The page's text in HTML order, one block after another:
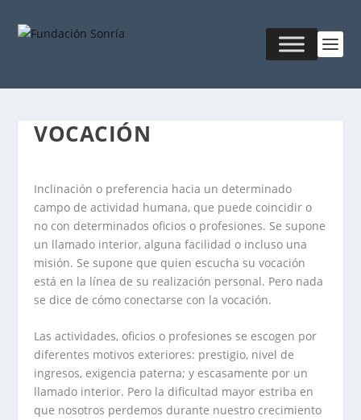
VOCACIÓN
Inclinación o preferencia hacia un determinado
campo de actividad humana, que puede coincidir o
no con determinados oficios o profesiones. Se supone
un llamado interior, alguna facilidad o incluso una
misión. Se supone que quien escucha su vocación
está en la línea de su realización personal. Pero nada
se dice de cómo conectarse con la vocación.
Las actividades, oficios o profesiones se escogen por
diferentes motivos exteriores: prestigio, nivel de
ingresos, exigencia paterna; y escasamente por un
llamado interior. Pero la dificultad mayor estriba en
que nosotros perdemos durante nuestro crecimiento